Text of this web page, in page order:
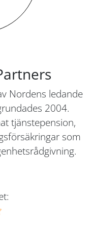
Nordens ledande
2004.
tjänstepension,
som